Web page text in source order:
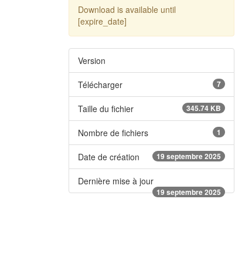
Download is available until
[expire_date]
Version
Télécharger 7
Taille du fichier 345.74 KB
Nombre de fichiers 1
Date de création 19 septembre 2025
Dernière mise à jour
19 septembre 2025